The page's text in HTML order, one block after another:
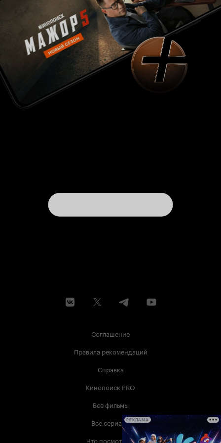
Соглашение
Правила рекомендаций
Справка
Кинопоиск PRO
Все фильмы
Все сериалы
Что посмотреть
РЕКЛАМА